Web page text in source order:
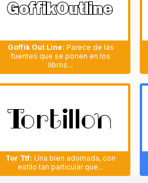
Goffik Out Line: Parece de las
fuentes que se ponen en los
libros...
Tor Ttf: Una bien adornada, con
estilo tan particular que...